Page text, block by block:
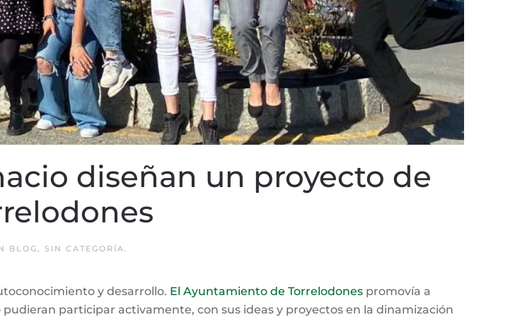
diseñan un proyecto de
BLOG, SIN CATEGORÍA.
y desarrollo. El Ayuntamiento de Torrelodones promovía a
participar activamente, con sus ideas y proyectos en la dinamización